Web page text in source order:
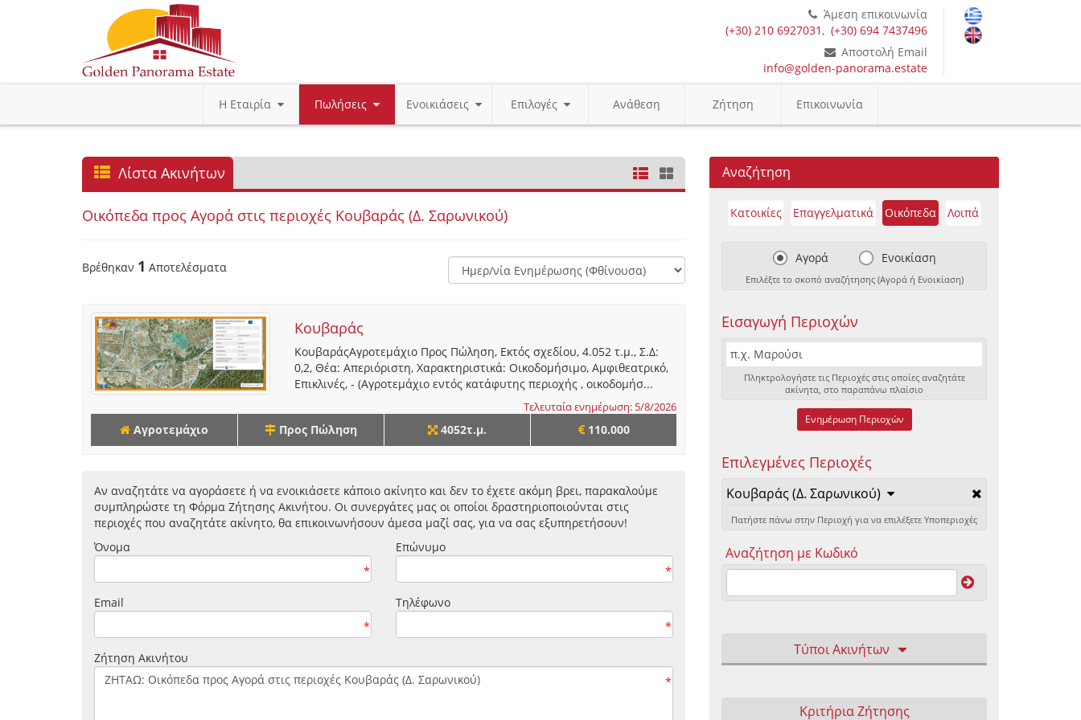
Άμεση επικοινωνία
(+30) 210 6927031, (+30) 694 7437496
Αποστολή Email
info@golden-panorama.estate
Η Εταιρία Πωλήσεις Ενοικιάσεις Επιλογές Ανάθεση Ζήτηση Επικοινωνία
Λίστα Ακινήτων
Οικόπεδα προς Αγορά στις περιοχές Κουβαράς (Δ. Σαρωνικού)
Βρέθηκαν 1 Αποτελέσματα
Κουβαράς
ΚουβαράςΑγροτεμάχιο Προς Πώληση, Εκτός σχεδίου, 4.052 τ.μ., Σ.Δ:
0,2, Θέα: Απεριόριστη, Χαρακτηριστικά: Οικοδομήσιμο, Αμφιθεατρικό,
Επικλινές, - (Αγροτεμάχιο εντός κατάφυτης περιοχής , οικοδομήσ...
Τελευταία ενημέρωση: 5/8/2026
Αγροτεμάχιο Προς Πώληση 4052τ.μ. 110.000
Αν αναζητάτε να αγοράσετε ή να ενοικιάσετε κάποιο ακίνητο και δεν το έχετε ακόμη βρει, παρακαλούμε
συμπληρώστε τη Φόρμα Ζήτησης Ακινήτου. Οι συνεργάτες μας οι οποίοι δραστηριοποιούνται στις
περιοχές που αναζητάτε ακίνητο, θα επικοινωνήσουν άμεσα μαζί σας, για να σας εξυπηρετήσουν!
Όνομα
*
Email
*
Επώνυμο
*
Τηλέφωνο
*
Ζήτηση Ακινήτου
*
Αναζήτηση
Κατοικίες Επαγγελματικά Οικόπεδα Λοιπά
Αγορά Ενοικίαση
Επιλέξτε το σκοπό αναζήτησης (Αγορά ή Ενοικίαση)
Εισαγωγή Περιοχών
Πληκτρολογήστε τις Περιοχές στις οποίες αναζητάτε
ακίνητα, στο παραπάνω πλαίσιο
Ενημέρωση Περιοχών
Επιλεγμένες Περιοχές
Κουβαράς (Δ. Σαρωνικού)
Πατήστε πάνω στην Περιοχή για να επιλέξετε Υποπεριοχές
Αναζήτηση με Κωδικό
Τύποι Ακινήτων
Κριτήρια Ζήτησης